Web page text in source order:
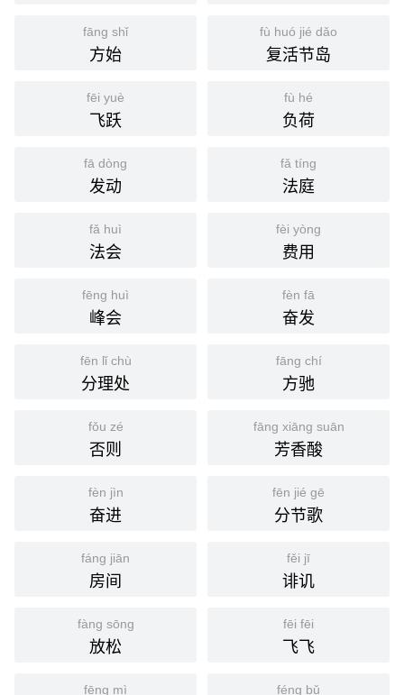
fāng shǐ
方始
fù huó jié dǎo
复活节岛
fēi yuè
飞跃
fù hé
负荷
fā dòng
发动
fǎ tíng
法庭
fǎ huì
法会
fèi yòng
费用
fēng huì
峰会
fèn fā
奋发
fēn lǐ chù
分理处
fāng chí
方驰
fǒu zé
否则
fāng xiāng suān
芳香酸
fèn jìn
奋进
fēn jié gē
分节歌
fáng jiān
房间
fěi jī
诽讥
fàng sōng
放松
fēi fēi
飞飞
fēng mì féng bǔ